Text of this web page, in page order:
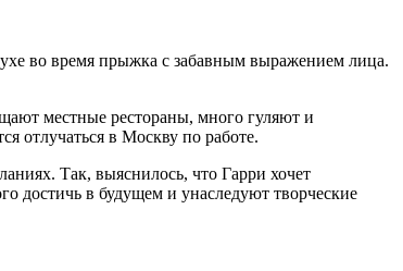
во время прыжка с забавным выражением лица.
местные рестораны, много гуляют и
отлучаться в Москву по работе.
Так, выяснилось, что Гарри хочет
достичь в будущем и унаследуют творческие